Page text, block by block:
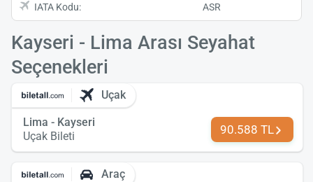
IATA Kodu:
ASR
Kayseri - Lima Arası Seyahat
Seçenekleri
Uçak
Lima - Kayseri
Uçak Bileti
90.588 TL
Araç